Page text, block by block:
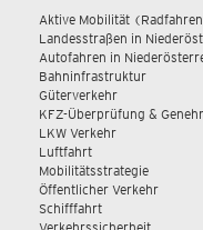
Aktive Mobilität
Landesstraßen in
Autofahren in
Bahninfrastruktur
Güterverkehr
KFZ-Überprüfung &
LKW Verkehr
Luftfahrt
Mobilitätsstrategie
Öffentlicher Verkehr
Schifffahrt